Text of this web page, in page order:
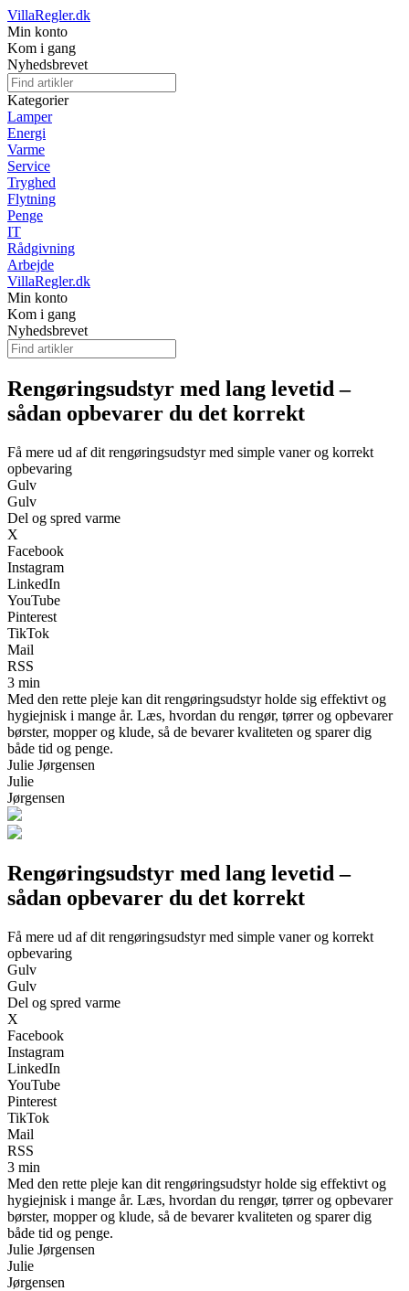
VillaRegler.dk
Min konto
Kom i gang
Nyhedsbrevet
Kategorier
Lamper
Energi
Varme
Service
Tryghed
Flytning
Penge
IT
Rådgivning
Arbejde
VillaRegler.dk
Min konto
Kom i gang
Nyhedsbrevet
Rengøringsudstyr med lang levetid –
sådan opbevarer du det korrekt
Få mere ud af dit rengøringsudstyr med simple vaner og korrekt
opbevaring
Gulv
Gulv
Del og spred varme
X
Facebook
Instagram
LinkedIn
YouTube
Pinterest
TikTok
Mail
RSS
3 min
Med den rette pleje kan dit rengøringsudstyr holde sig effektivt og
hygiejnisk i mange år. Læs, hvordan du rengør, tørrer og opbevarer
børster, mopper og klude, så de bevarer kvaliteten og sparer dig
både tid og penge.
Julie Jørgensen
Julie
Jørgensen
Rengøringsudstyr med lang levetid –
sådan opbevarer du det korrekt
Få mere ud af dit rengøringsudstyr med simple vaner og korrekt
opbevaring
Gulv
Gulv
Del og spred varme
X
Facebook
Instagram
LinkedIn
YouTube
Pinterest
TikTok
Mail
RSS
3 min
Med den rette pleje kan dit rengøringsudstyr holde sig effektivt og
hygiejnisk i mange år. Læs, hvordan du rengør, tørrer og opbevarer
børster, mopper og klude, så de bevarer kvaliteten og sparer dig
både tid og penge.
Julie Jørgensen
Julie
Jørgensen